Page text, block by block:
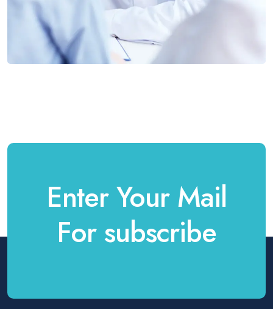
Enter Your Mail
For subscribe